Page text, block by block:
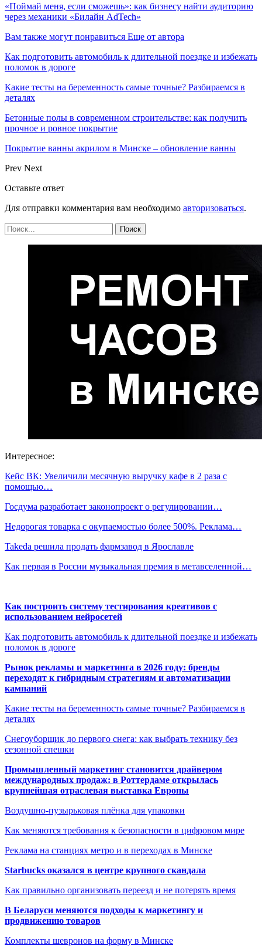
«Поймай меня, если сможешь»: как бизнесу найти аудиторию
через механики «Билайн AdTech»
Вам также могут понравиться Еще от автора
Как подготовить автомобиль к длительной поездке и избежать
поломок в дороге
Какие тесты на беременность самые точные? Разбираемся в
деталях
Бетонные полы в современном строительстве: как получить
прочное и ровное покрытие
Покрытие ванны акрилом в Минске – обновление ванны
Prev Next
Оставьте ответ
Для отправки комментария вам необходимо авторизоваться.
Интересное:
Кейс ВК: Увеличили месячную выручку кафе в 2 раза с
помощью…
Госдума разработает законопроект о регулировании…
Недорогая товарка с окупаемостью более 500%. Реклама…
Takeda решила продать фармзавод в Ярославле
Как первая в России музыкальная премия в метавселенной…
Как построить систему тестирования креативов с
использованием нейросетей
Как подготовить автомобиль к длительной поездке и избежать
поломок в дороге
Рынок рекламы и маркетинга в 2026 году: бренды
переходят к гибридным стратегиям и автоматизации
кампаний
Какие тесты на беременность самые точные? Разбираемся в
деталях
Снегоуборщик до первого снега: как выбрать технику без
сезонной спешки
Промышленный маркетинг становится драйвером
международных продаж: в Роттердаме открылась
крупнейшая отраслевая выставка Европы
Воздушно-пузырьковая плёнка для упаковки
Как меняются требования к безопасности в цифровом мире
Реклама на станциях метро и в переходах в Минске
Starbucks оказался в центре крупного скандала
Как правильно организовать переезд и не потерять время
В Беларуси меняются подходы к маркетингу и
продвижению товаров
Комплекты шевронов на форму в Минске